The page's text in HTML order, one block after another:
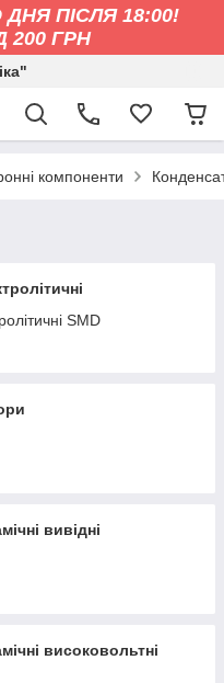
ПІСЛЯ 18:00!
200 ГРН
компоненти
SMD
вивідні
високовольтні